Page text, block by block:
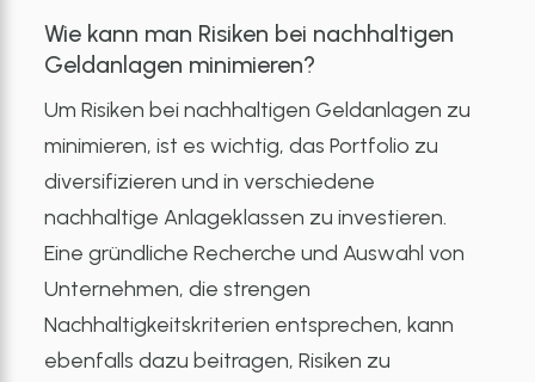
Wie kann man Risiken bei nachhaltigen
Geldanlagen minimieren?
Um Risiken bei nachhaltigen Geldanlagen zu
minimieren, ist es wichtig, das Portfolio zu
diversifizieren und in verschiedene
nachhaltige Anlageklassen zu investieren.
Eine gründliche Recherche und Auswahl von
Unternehmen, die strengen
Nachhaltigkeitskriterien entsprechen, kann
ebenfalls dazu beitragen, Risiken zu